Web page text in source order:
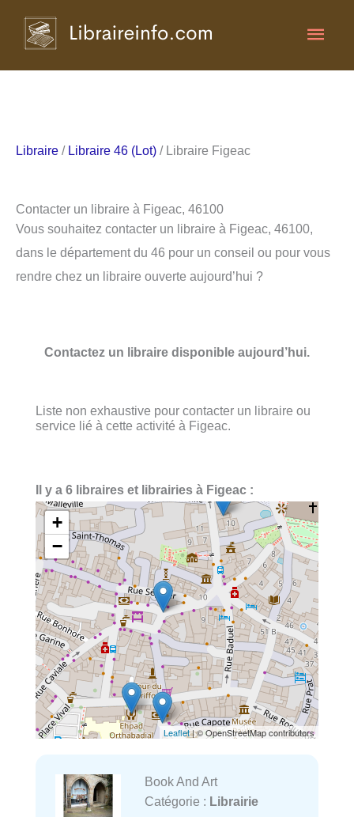
Libraire / Libraire 46 (Lot) / Libraire Figeac
Contacter un libraire à Figeac, 46100
Vous souhaitez contacter un libraire à Figeac, 46100,
dans le département du 46 pour un conseil ou pour vous
rendre chez un libraire ouverte aujourd’hui ?
Contactez un libraire disponible aujourd’hui.
Liste non exhaustive pour contacter un libraire ou
service lié à cette activité à Figeac.
Il y a 6 libraires et librairies à Figeac :
+
−
Leaflet| © OpenStreetMap contributors
Book And Art
Catégorie : Librairie